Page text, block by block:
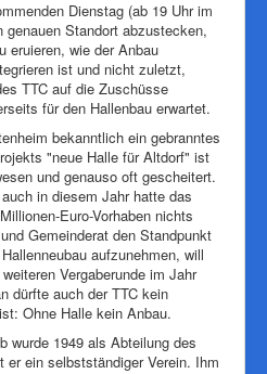
Dienstag (ab 19 Uhr im
Standort abzustecken,
eruieren, wie der Anbau
ist und nicht zuletzt,
TTC auf die Zuschüsse
für den Hallenbau erwartet.
bekanntlich ein gebranntes
"neue Halle für Altdorf" ist
und genauso oft gescheitert.
in diesem Jahr hatte das
Euro-Vorhaben nichts
Gemeinderat den Standpunkt
aufzunehmen, will
Vergaberunde im Jahr
dürfte auch der TTC kein
Ohne Halle kein Anbau.
wurde 1949 als Abteilung des
er ein selbstständiger Verein. Ihm